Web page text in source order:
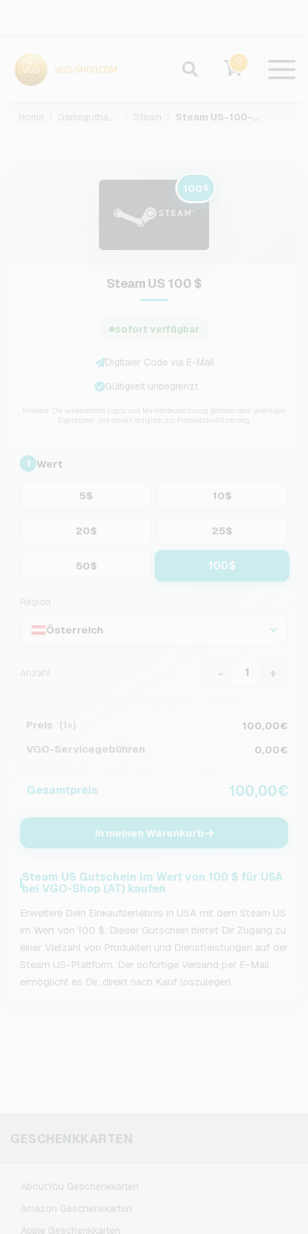
0
Home Gameguthaben Steam Steam US-100-USD
100$
Steam US 100 $
sofort verfügbar
Digitaler Code via E-Mail
Gültigkeit unbegrenzt
Hinweis: Die verwendeten Logos und Markenbezeichnung gehören dem jeweiligen
Eigentümer und dienen lediglich zur Produktidentifizierung.
1 Wert
5$ 10$
20$ 25$
50$ 100$
Region
Österreich
Anzahl - +
Preis (1×)
100,00€
VGO-Servicegebühren
0,00€
Gesamtpreis 100,00€
In meinen Warenkorb
Steam US Gutschein im Wert von 100 $ für USA
bei VGO-Shop (AT) kaufen
Erweitere Dein Einkaufserlebnis in USA mit dem Steam US
im Wert von 100 $. Dieser Gutschein bietet Dir Zugang zu
einer Vielzahl von Produkten und Dienstleistungen auf der
Steam US-Plattform. Der sofortige Versand per E-Mail
ermöglicht es Dir, direkt nach Kauf loszulegen.
GESCHENKKARTEN
AboutYou Geschenkkarten
Amazon Geschenkkarten
Apple Geschenkkarten